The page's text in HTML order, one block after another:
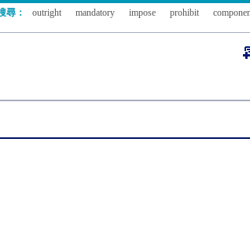
尋： outright mandatory impose prohibit